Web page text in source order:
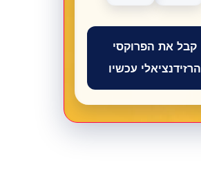
קבל את הפרוקסי
הרזידנציאלי עכשיו